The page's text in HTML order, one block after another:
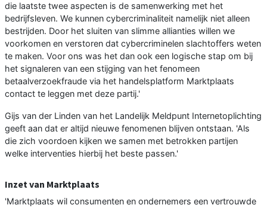
die laatste twee aspecten is de samenwerking met het
bedrijfsleven. We kunnen cybercriminaliteit namelijk niet alleen
bestrijden. Door het sluiten van slimme allianties willen we
voorkomen en verstoren dat cybercriminelen slachtoffers weten
te maken. Voor ons was het dan ook een logische stap om bij
het signaleren van een stijging van het fenomeen
betaalverzoekfraude via het handelsplatform Marktplaats
contact te leggen met deze partij.'
Gijs van der Linden van het Landelijk Meldpunt Internetoplichting
geeft aan dat er altijd nieuwe fenomenen blijven ontstaan. 'Als
die zich voordoen kijken we samen met betrokken partijen
welke interventies hierbij het beste passen.'
Inzet van Marktplaats
'Marktplaats wil consumenten en ondernemers een vertrouwde